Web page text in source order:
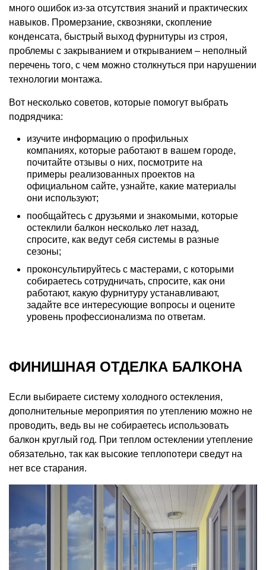
много ошибок из-за отсутствия знаний и практических
навыков. Промерзание, сквозняки, скопление
конденсата, быстрый выход фурнитуры из строя,
проблемы с закрыванием и открыванием – неполный
перечень того, с чем можно столкнуться при нарушении
технологии монтажа.
Вот несколько советов, которые помогут выбрать
подрядчика:
изучите информацию о профильных
компаниях, которые работают в вашем городе,
почитайте отзывы о них, посмотрите на
примеры реализованных проектов на
официальном сайте, узнайте, какие материалы
они используют;
пообщайтесь с друзьями и знакомыми, которые
остеклили балкон несколько лет назад,
спросите, как ведут себя системы в разные
сезоны;
проконсультируйтесь с мастерами, с которыми
собираетесь сотрудничать, спросите, как они
работают, какую фурнитуру устанавливают,
задайте все интересующие вопросы и оцените
уровень профессионализма по ответам.
ФИНИШНАЯ ОТДЕЛКА БАЛКОНА
Если выбираете систему холодного остекления,
дополнительные мероприятия по утеплению можно не
проводить, ведь вы не собираетесь использовать
балкон круглый год. При теплом остеклении утепление
обязательно, так как высокие теплопотери сведут на
нет все старания.